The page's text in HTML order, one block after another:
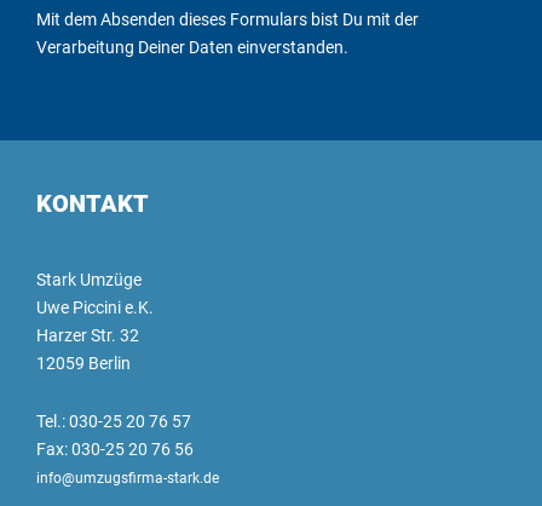
Mit dem Absenden dieses Formulars bist Du mit der
Verarbeitung Deiner Daten einverstanden.
KONTAKT
Stark Umzüge
Uwe Piccini e.K.
Harzer Str. 32
12059 Berlin
Tel.: 030-25 20 76 57
Fax: 030-25 20 76 56
info@umzugsfirma-stark.de